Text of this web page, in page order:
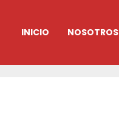
INICIO NOSOTROS